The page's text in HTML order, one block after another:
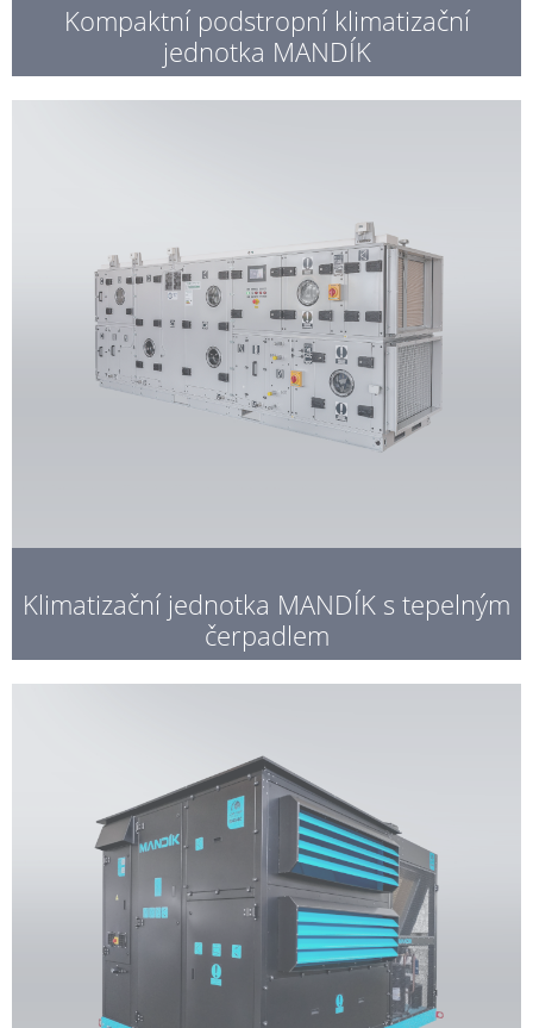
Kompaktní podstropní klimatizační
jednotka MANDÍK
Klimatizační jednotka MANDÍK s tepelným
čerpadlem